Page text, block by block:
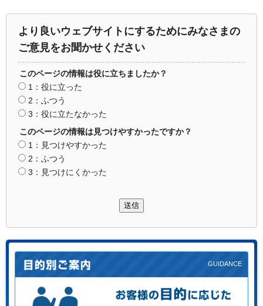
より良いウェブサイトにするためにみなさまの
ご意見をお聞かせください
このページの情報は役に立ちましたか？
1：役に立った
2：ふつう
3：役に立たなかった
このページの情報は見つけやすかったですか？
1：見つけやすかった
2：ふつう
3：見つけにくかった
送信